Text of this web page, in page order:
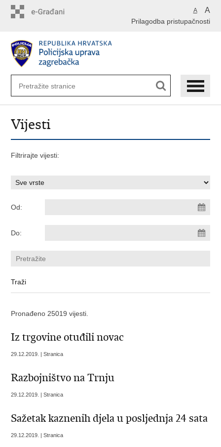
A A
Prilagodba pristupačnosti
Vijesti
Filtrirajte vijesti:
Od:
Do:
Pronađeno 25019 vijesti.
Iz trgovine otuđili novac
29.12.2019. | Stranica
Razbojništvo na Trnju
29.12.2019. | Stranica
Sažetak kaznenih djela u posljednja 24 sata
29.12.2019. | Stranica